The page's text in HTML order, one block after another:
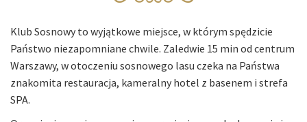
Klub Sosnowy to wyjątkowe miejsce, w którym spędzicie
Państwo niezapomniane chwile. Zaledwie 15 min od centrum
Warszawy, w otoczeniu sosnowego lasu czeka na Państwa
znakomita restauracja, kameralny hotel z basenem i strefa
SPA.